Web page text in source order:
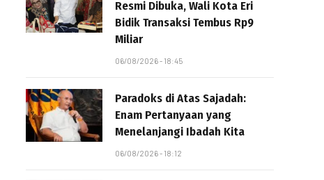
Resmi Dibuka, Wali Kota Eri
Bidik Transaksi Tembus Rp9
Miliar
06/08/2026 - 18:45
Paradoks di Atas Sajadah:
Enam Pertanyaan yang
Menelanjangi Ibadah Kita
06/08/2026 - 18:12